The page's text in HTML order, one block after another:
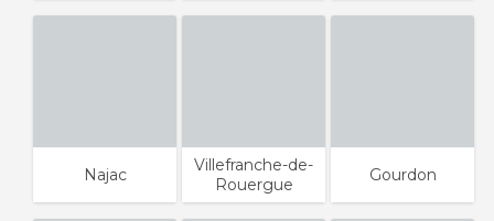
Najac
Villefranche-de-
Rouergue
Gourdon